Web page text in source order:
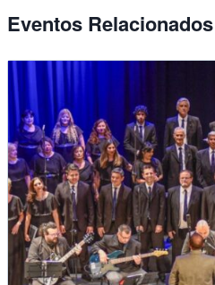
Eventos Relacionados